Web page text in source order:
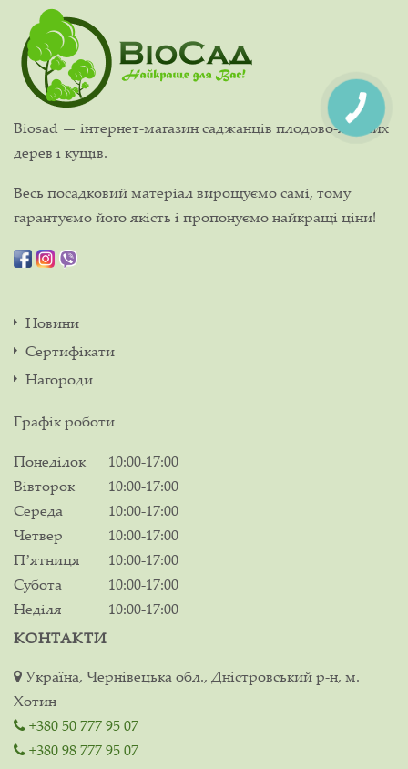
Biosad — інтернет-магазин саджанців плодово-ягідних
дерев і кущів.
Весь посадковий матеріал вирощуємо самі, тому
гарантуємо його якість і пропонуємо найкращі ціни!
Новини
Сертифікати
Нагороди
Графік роботи
Понеділок
10:00-17:00
Вівторок
10:00-17:00
Середа
10:00-17:00
Четвер
10:00-17:00
Пʼятниця
10:00-17:00
Субота
10:00-17:00
Неділя
10:00-17:00
КОНТАКТИ
Україна, Чернівецька обл., Дністровський р-н, м.
Хотин
+380 50 777 95 07
+380 98 777 95 07